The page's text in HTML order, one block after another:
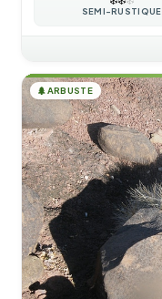
SEMI-RUSTIQUE
🌲ARBUSTE